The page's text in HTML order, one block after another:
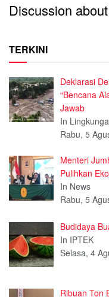
Discussion
TERKINI
Deklarasi
“Bencana
Jawab
In
Rabu, 5
Menteri
Pulihkan
In News
Rabu, 5
Budidaya
In IPTEK
Selasa, 4
Ribuan Ton